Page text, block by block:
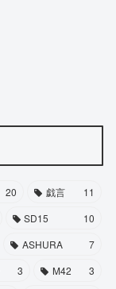
20 戯言
11
SD15
10
ASHURA
7
3 M42
3